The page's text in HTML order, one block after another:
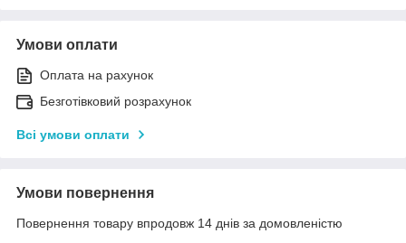
Умови оплати
Оплата на рахунок
Безготівковий розрахунок
Всі умови оплати
Умови повернення
Повернення товару впродовж 14 днів за домовленістю